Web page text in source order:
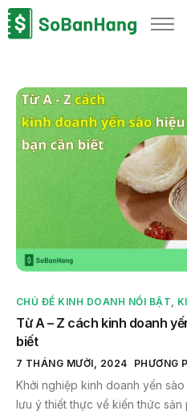
Sản phẩm
Bảng giá
Blog
Thông tin thuế
CHỦ ĐỀ KINH DOANH NỔI BẬT
Từ A – Z cách kinh doanh
biết
7 THÁNG MƯỜI, 2024 PHƯƠNG
Khởi nghiệp kinh doanh yến
lưu ý thiết thực về kiến thức sản